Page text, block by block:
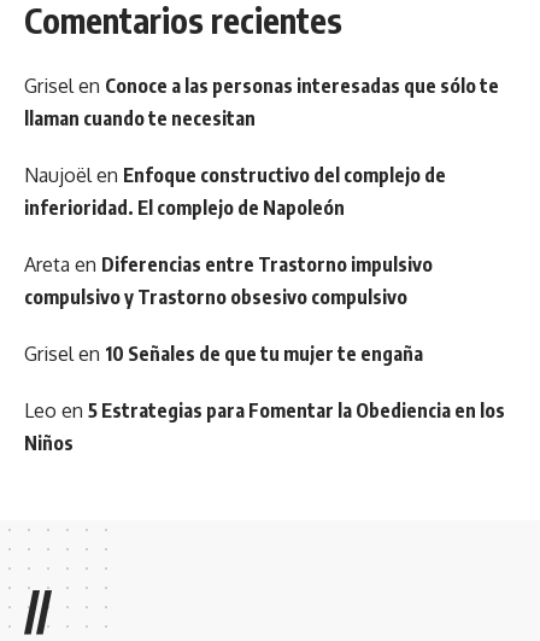
Comentarios recientes
Griselen Conoce a las personas interesadas que sólo te
llaman cuando te necesitan
Naujoëlen Enfoque constructivo del complejo de
inferioridad. El complejo de Napoleón
Areta en Diferencias entre Trastorno impulsivo
compulsivo y Trastorno obsesivo compulsivo
Griselen 10 Señales de que tu mujer te engaña
Leo en 5 Estrategias para Fomentar la Obediencia en los
Niños
//